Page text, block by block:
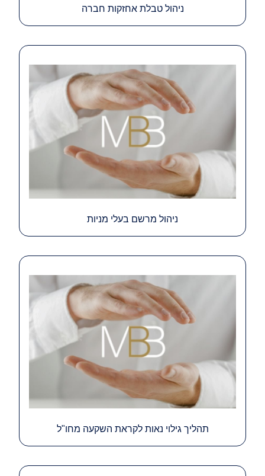
ניהול טבלת אחזקות חברה
ניהול מרשם בעלי מניות
תהליך גילוי נאות לקראת השקעה מחו"ל